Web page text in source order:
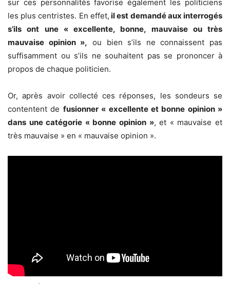
sur ces personnalités favorise également les politiciens
les plus centristes. En effet, il est demandé aux interrogés
s’ils ont une « excellente, bonne, mauvaise ou très
mauvaise opinion », ou bien s’ils ne connaissent pas
suffisamment ou s’ils ne souhaitent pas se prononcer à
propos de chaque politicien.
Or, après avoir collecté ces réponses, les sondeurs se
contentent de fusionner « excellente et bonne opinion »
dans une catégorie « bonne opinion », et « mauvaise et
très mauvaise » en « mauvaise opinion ».